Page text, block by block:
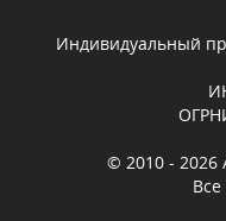
Индивидуальный
© 2010 -